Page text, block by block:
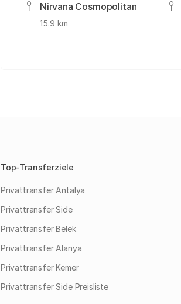
Nirvana Cosmopolitan
15.9 km
Top-Transferziele
Privattransfer Antalya
Privattransfer Side
Privattransfer Belek
Privattransfer Alanya
Privattransfer Kemer
Privattransfer Side Preisliste